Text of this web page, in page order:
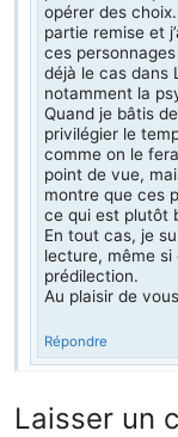
opérer des
partie remise et
ces personnages
déjà le cas dans
notamment la
Quand je bâtis
privilégier le
comme on le
point de vue,
montre que ces
ce qui est plutôt
En tout cas, je
lecture, même
prédilection.
Au plaisir de
Répondre
Laisser un